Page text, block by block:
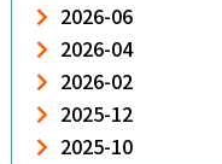
2026-06
2026-04
2026-02
2025-12
2025-10